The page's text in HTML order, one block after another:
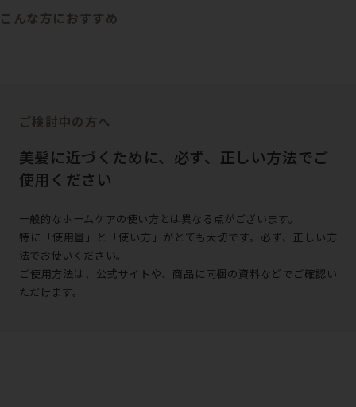
こんな方におすすめ
ご検討中の方へ
美髪に近づくために、必ず、正しい方法でご
使用ください
一般的なホームケアの使い方とは異なる点がございます。
特に「使用量」と「使い方」がとても大切です。必ず、正しい方
法でお使いください。
ご使用方法は、公式サイトや、商品に同梱の資料などでご確認い
ただけます。